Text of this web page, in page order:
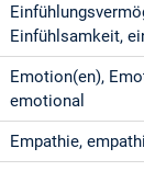
Einfühlsamkeit,
Emotion(en),
emotional
Empathie,